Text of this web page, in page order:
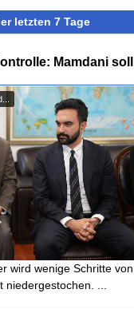
letzten 7 Tage
Mamdani soll
wird wenige Schritte von
...